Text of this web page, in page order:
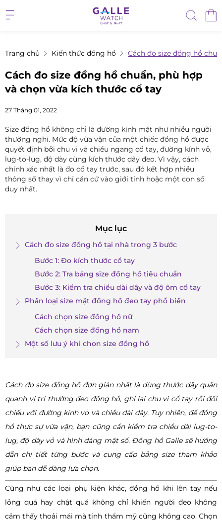
Trang chủ Kiến thức đồng hồ Cách đo size đồng hồ
Cách đo size đồng hồ chuẩn, phù hợp
và chọn vừa kích thước cổ tay
27 Tháng 01, 2022
Size đồng hồ không chỉ là đường kính mặt như nhiều người
thường nghĩ. Mức độ vừa vặn của một chiếc đồng hồ được
quyết định bởi chu vi và chiều ngang cổ tay, đường kính vỏ,
lug-to-lug, độ dày cùng kích thước dây đeo. Vì vậy, cách
chính xác nhất là đo cổ tay trước, sau đó kết hợp nhiều
thông số thay vì chỉ căn cứ vào giới tính hoặc một con số
duy nhất.
Mục lục
Cách đo size đồng hồ tại nhà trong 3 bước
Bước 1: Đo kích thước cổ tay
Bước 2: Tra bảng size đồng hồ tiêu chuẩn
Bước 3: Kiểm tra chiều dài dây và độ ôm cổ tay
Phân loại size mặt đồng hồ đeo tay phổ biến
Cách chọn size đồng hồ nữ
Cách chọn size đồng hồ nam
Một số lưu ý khi chọn size đồng hồ
Cách đo size đồng hồ đơn giản nhất là dùng thước dây quấn
quanh vị trí thường đeo đồng hồ, ghi lại chu vi cổ tay rồi đối
chiếu với đường kính vỏ và chiều dài dây. Tuy nhiên, để đồng
hồ thực sự vừa vặn, bạn cũng cần kiểm tra chiều dài lug-to-
lug, độ dày vỏ và hình dáng mặt số. Đồng hồ Galle sẽ hướng
dẫn chi tiết từng bước và cung cấp bảng size tham khảo
giúp bạn dễ dàng lựa chọn.
Cũng như các loại phụ kiện khác, đồng hồ khi lên tay nếu
lỏng quá hay chật quá không chỉ khiến người đeo không
cảm thấy thoải mái mà tính thẩm mỹ cũng không cao. Chọn